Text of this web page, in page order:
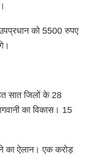
को 5500 रुपए
सात जिलों के 28
का विकास। 15
का ऐलान। एक करोड़